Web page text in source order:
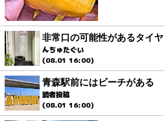
非常口の可能性があるタイヤ
んちゅたぐい
(08.01 16:00)
青森駅前にはビーチがある
読者投稿
(08.01 16:00)